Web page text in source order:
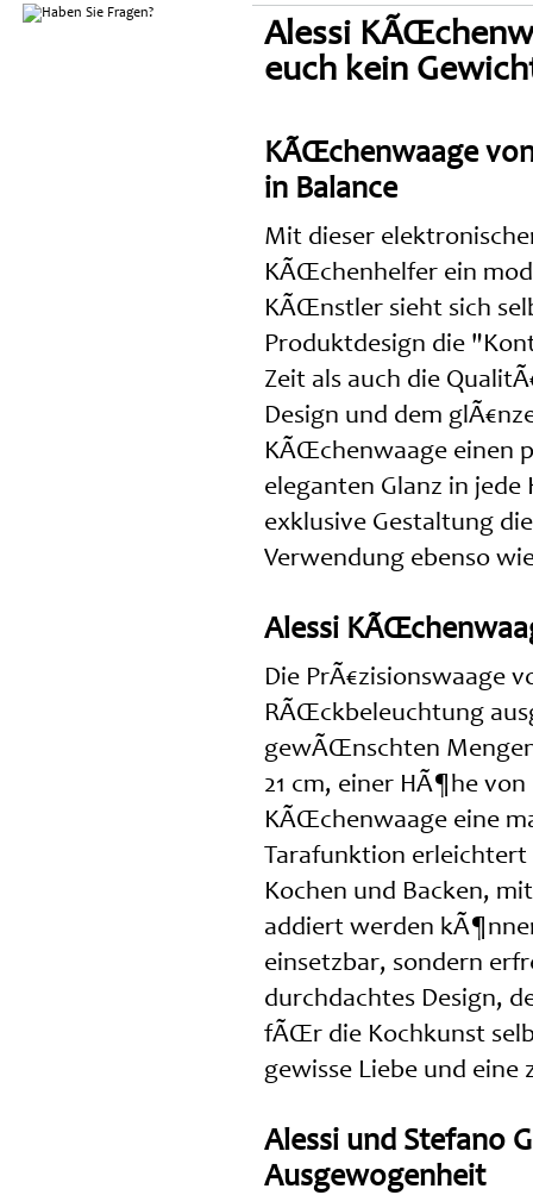
Alessi
euch kein
KÃŒchenwaage
in Balance
Mit dieser
KÃŒchenhelfer ein
KÃŒnstler sieht sich
Produktdesign die
Zeit als auch die
Design und dem
KÃŒchenwaage einen
eleganten Glanz in
exklusive Gestaltung
Verwendung ebenso
Alessi
Die PrÃ€zisionswaage
RÃŒckbeleuchtung
gewÃŒnschten
21 cm, einer HÃ¶he
KÃŒchenwaage eine
Tarafunktion
Kochen und Backen,
addiert werden
einsetzbar, sondern
durchdachtes Design,
fÃŒr die Kochkunst
gewisse Liebe und
Alessi und Stefano
Ausgewogenheit